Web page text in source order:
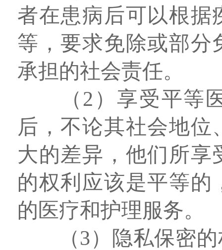
者在患病后可以根据
等，要求免除或部分
承担的社会责任。
（2）享受平等
后，不论其社会地
大的差异，他们所享
的权利应该是平等的
的医疗和护理服务。
（3）隐私保密